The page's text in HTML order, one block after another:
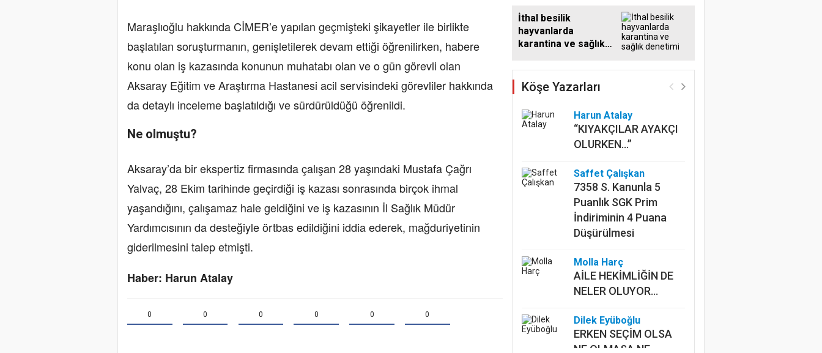
Maraşlıoğlu hakkında CİMER’e yapılan geçmişteki şikayetler ile birlikte
başlatılan soruşturmanın, genişletilerek devam ettiği öğrenilirken, habere
konu olan iş kazasında konunun muhatabı olan ve o gün görevli olan
Aksaray Eğitim ve Araştırma Hastanesi acil servisindeki görevliler hakkında
da detaylı inceleme başlatıldığı ve sürdürüldüğü öğrenildi.
Ne olmuştu?
Aksaray’da bir ekspertiz firmasında çalışan 28 yaşındaki Mustafa Çağrı
Yalvaç, 28 Ekim tarihinde geçirdiği iş kazası sonrasında birçok ihmal
yaşandığını, çalışamaz hale geldiğini ve iş kazasının İl Sağlık Müdür
Yardımcısının da desteğiyle örtbas edildiğini iddia ederek, mağduriyetinin
giderilmesini talep etmişti.
Haber: Harun Atalay
0 0 0 0 0 0
İthal besilik
hayvanlarda
karantina ve sağlık
Köşe Yazarları
Harun Atalay
“KIYAKÇILAR AYAKÇI
OLURKEN...”
Saffet Çalışkan
7358 S. Kanunla 5
Puanlık SGK Prim
İndiriminin 4 Puana
Düşürülmesi
Molla Harç
AİLE HEKİMLİĞİN DE
NELER OLUYOR...
Dilek Eyüboğlu
ERKEN SEÇİM OLSA
NE OLMASA NE